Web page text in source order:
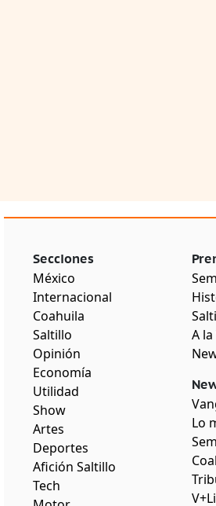
Secciones
México
Internacional
Coahuila
Saltillo
Opinión
Economía
Utilidad
Show
Artes
Deportes
Afición Saltillo
Tech
A
Lo